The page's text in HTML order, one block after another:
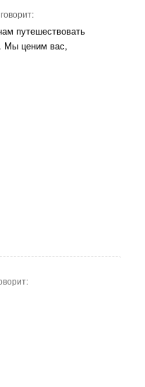
говорит:
путешествовать
Мы ценим вас,